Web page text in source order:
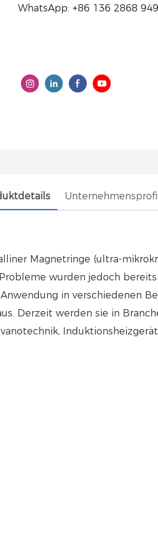
WhatsApp: +86 136 2868
Unternehmensprofil
Magnetringe (ultra-
wurden jedoch
in verschiedenen
Derzeit werden sie in